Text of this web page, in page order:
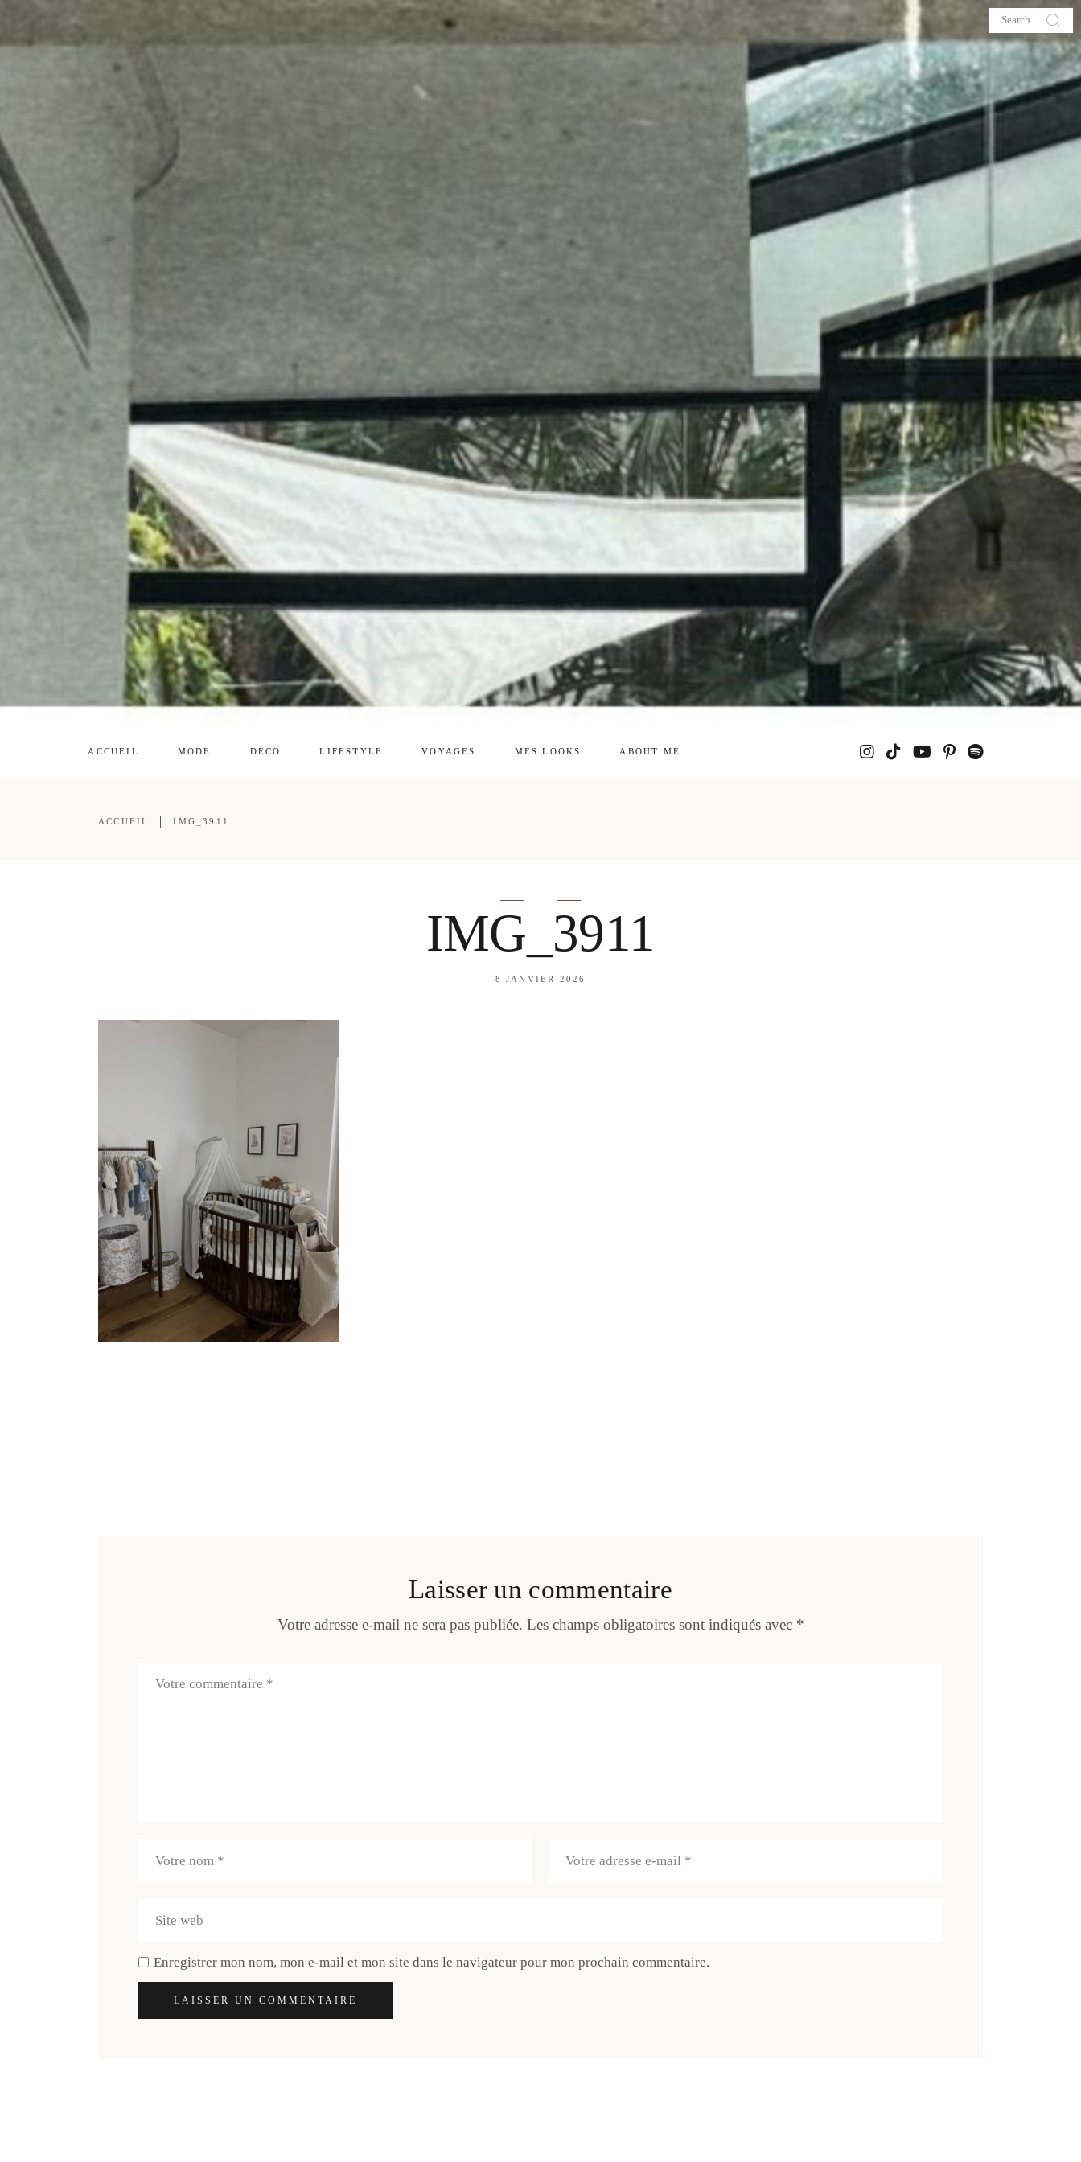
ACCUEIL MODE DÉCO LIFESTYLE VOYAGES MES LOOKS ABOUT ME
mes looks About me
Galehia
Voilà Beauté
ACCUEIL IMG_3911
IMG_3911
8 JANVIER 2026
Laisser un commentaire
Votre adresse e-mail ne sera pas publiée. Les champs obligatoires sont indiqués avec *
Enregistrer mon nom, mon e-mail et mon site dans le navigateur pour mon prochain commentaire.
LAISSER UN COMMENTAIRE